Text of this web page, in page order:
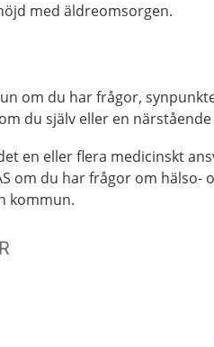
med äldreomsorgen.
om du har frågor,
du själv eller en närstående
en eller flera medicinskt
om du har frågor om hälso-
kommun.